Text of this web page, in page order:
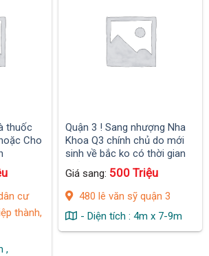
thuốc
Cho
cư
thành,
,
Quận 3 ! Sang nhượng Nha
Khoa Q3 chính chủ do mới
sinh về bắc ko có thời gian
quản lý,
Giá sang: 500 Triệu
480 lê văn sỹ quận 3
- Diện tích : 4m x 7-9m